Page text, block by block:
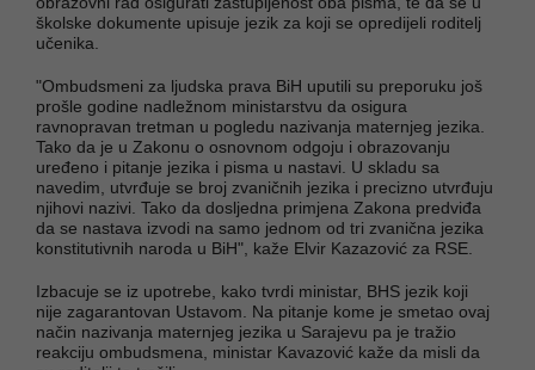
školske dokumente upisuje jezik za koji se opredijeli roditelj
učenika.
"Ombudsmeni za ljudska prava BiH uputili su preporuku još
prošle godine nadležnom ministarstvu da osigura
ravnopravan tretman u pogledu nazivanja maternjeg jezika.
Tako da je u Zakonu o osnovnom odgoju i obrazovanju
uređeno i pitanje jezika i pisma u nastavi. U skladu sa
navedim, utvrđuje se broj zvaničnih jezika i precizno utvrđuju
njihovi nazivi. Tako da dosljedna primjena Zakona predviđa
da se nastava izvodi na samo jednom od tri zvanična jezika
konstitutivnih naroda u BiH", kaže Elvir Kazazović za RSE.
Izbacuje se iz upotrebe, kako tvrdi ministar, BHS jezik koji
nije zagarantovan Ustavom. Na pitanje kome je smetao ovaj
način nazivanja maternjeg jezika u Sarajevu pa je tražio
reakciju ombudsmena, ministar Kavazović kaže da misli da